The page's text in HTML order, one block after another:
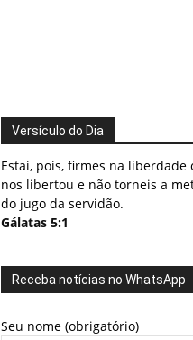
Versículo do Dia
Estai, pois, firmes na liberdade
nos libertou e não torneis a
do jugo da servidão.
Gálatas 5:1
Receba notícias no WhatsApp
Seu nome (obrigatório)